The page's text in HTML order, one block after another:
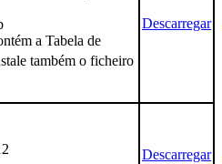
a Tabela de
também o ficheiro
Descarregar
Descarregar